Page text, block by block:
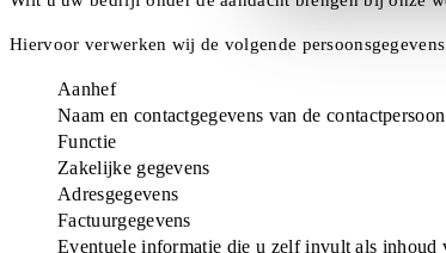
Hiervoor verwerken wij de volgende
Aanhef
Naam en contactgegevens van de contactpersoon
Functie
Zakelijke gegevens
Adresgegevens
Factuurgegevens
Eventuele informatie die u zelf invult als inhoud